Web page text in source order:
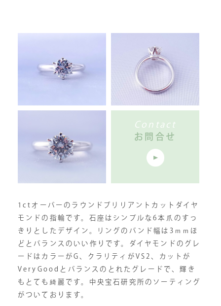
1ctオーバーのラウンドブリリアントカットダイヤ
モンドの指輪です。石座はシンプルな6本爪のすっ
きりとしたデザイン。リングのバンド幅は3ｍｍほ
どとバランスのいい作りです。ダイヤモンドのグレ
ードはカラーがG、クラリティがVS2、カットが
VeryGoodとバランスのとれたグレードで、輝き
もとても綺麗です。中央宝石研究所のソーティング
がついております。
Contact
お問合せ